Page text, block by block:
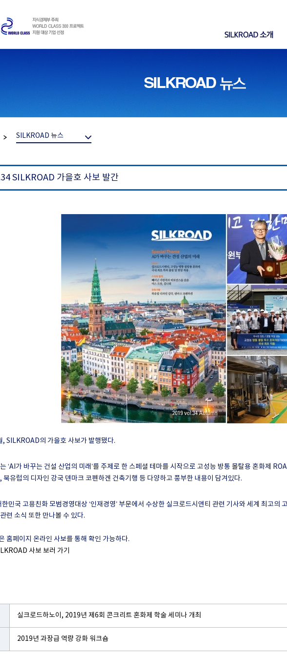
SILKROAD 뉴스
SILKROAD 가을호 사보 발간
, SILKROAD의 가을호 사보가 발행됐다.
‘AI 가 바꾸는 건설 산업의 미래’를 주제로 한 스페셜 테마를 시작으로 고성능 방통 몰탈용 혼화제
, 북유럽의 디자인 강국 덴마크 코펜하겐 건축기행 등 다양하고 풍부한 내용이 담겨있다.
한민국 고용친화 모범경영대상 ‘인재경영’부문에서 수상한 실크로드시앤티 관련 기사와 세계 최고의
관련 소식 또한 만나볼 수 있다.
홈페이지 온라인 사보를 통해 확인 가능하다.
사보보러 가기
실크로드하노이, 2019년 제6회 콘크리트 혼화제 학술 세미나 개최
2019년 과장급 역량 강화 워크숍